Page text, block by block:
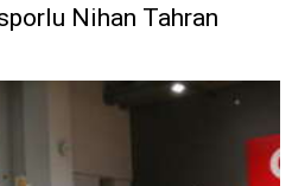
Nihan Tahran